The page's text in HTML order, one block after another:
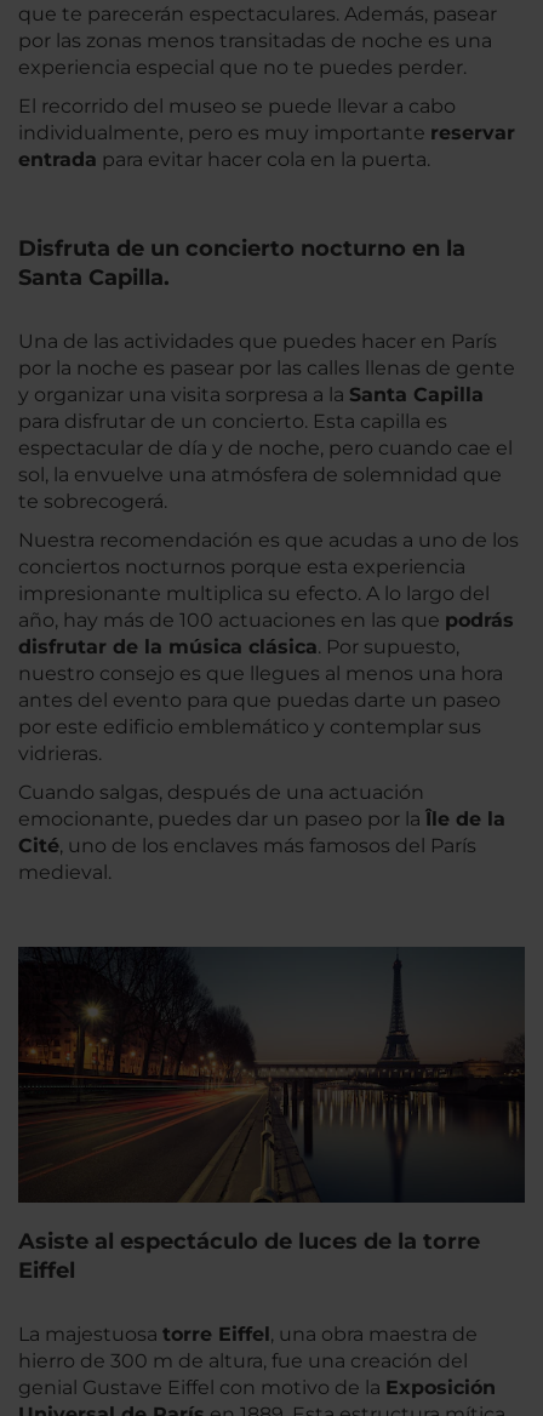
que te parecerán espectaculares. Además, pasear
por las zonas menos transitadas de noche es una
experiencia especial que no te puedes perder.
El recorrido del museo se puede llevar a cabo
individualmente, pero es muy importante reservar
entrada para evitar hacer cola en la puerta.
Disfruta de un concierto nocturno en la
Santa Capilla.
Una de las actividades que puedes hacer en París
por la noche es pasear por las calles llenas de gente
y organizar una visita sorpresa a la Santa Capilla
para disfrutar de un concierto. Esta capilla es
espectacular de día y de noche, pero cuando cae el
sol, la envuelve una atmósfera de solemnidad que
te sobrecogerá.
Nuestra recomendación es que acudas a uno de los
conciertos nocturnos porque esta experiencia
impresionante multiplica su efecto. A lo largo del
año, hay más de 100 actuaciones en las que podrás
disfrutar de la música clásica. Por supuesto,
nuestro consejo es que llegues al menos una hora
antes del evento para que puedas darte un paseo
por este edificio emblemático y contemplar sus
vidrieras.
Cuando salgas, después de una actuación
emocionante, puedes dar un paseo por la Île de la
Cité, uno de los enclaves más famosos del París
medieval.
Asiste al espectáculo de luces de la torre
Eiffel
La majestuosa torre Eiffel, una obra maestra de
hierro de 300 m de altura, fue una creación del
genial Gustave Eiffel con motivo de la Exposición